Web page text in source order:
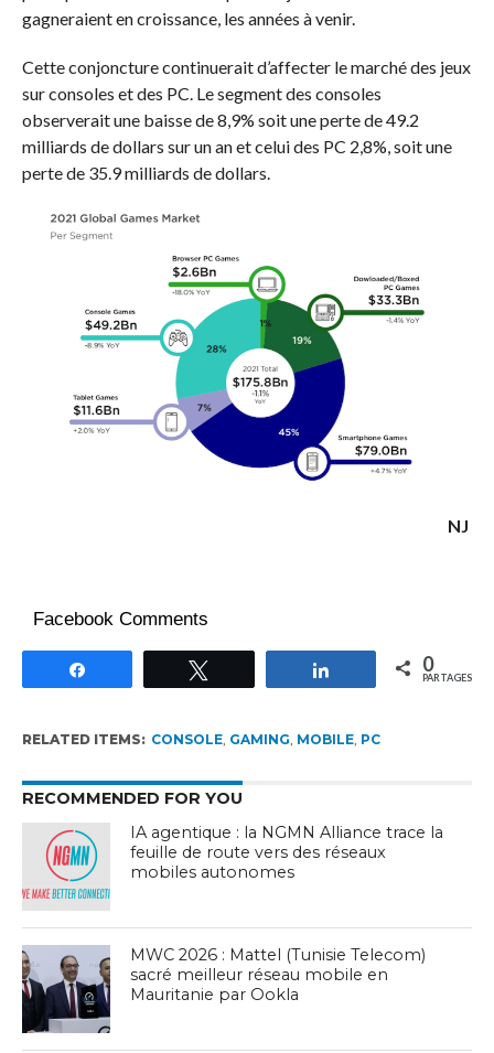
gagneraient en croissance, les années à venir.
Cette conjoncture continuerait d’affecter le marché des jeux
sur consoles et des PC. Le segment des consoles
observerait une baisse de 8,9% soit une perte de 49.2
milliards de dollars sur un an et celui des PC 2,8%, soit une
perte de 35.9 milliards de dollars.
NJ
Facebook Comments
Partagez 0
PARTAGES
RELATED ITEMS: CONSOLE, GAMING MOBILE, PC
RECOMMENDED FOR YOU
IA agentique : la NGMN Alliance trace la
feuille de route vers des réseaux
mobiles autonomes
MWC 2026 : Mattel (Tunisie Telecom)
sacré meilleur réseau mobile en
Mauritanie par Ookla